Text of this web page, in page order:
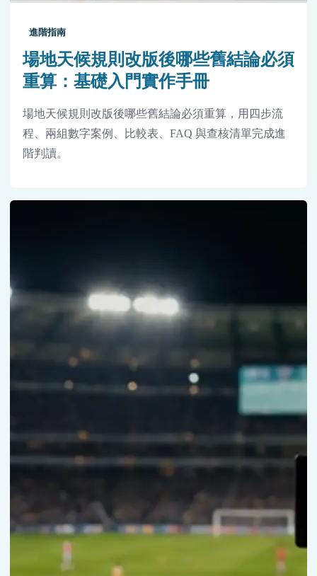
進階指南
場地天候規則改版後哪些舊結論必須
重算：基礎入門實作手冊
場地天候規則改版後哪些舊結論必須重算，用四步流
程、兩組數字案例、比較表、FAQ 與查核清單完成進
階判讀。